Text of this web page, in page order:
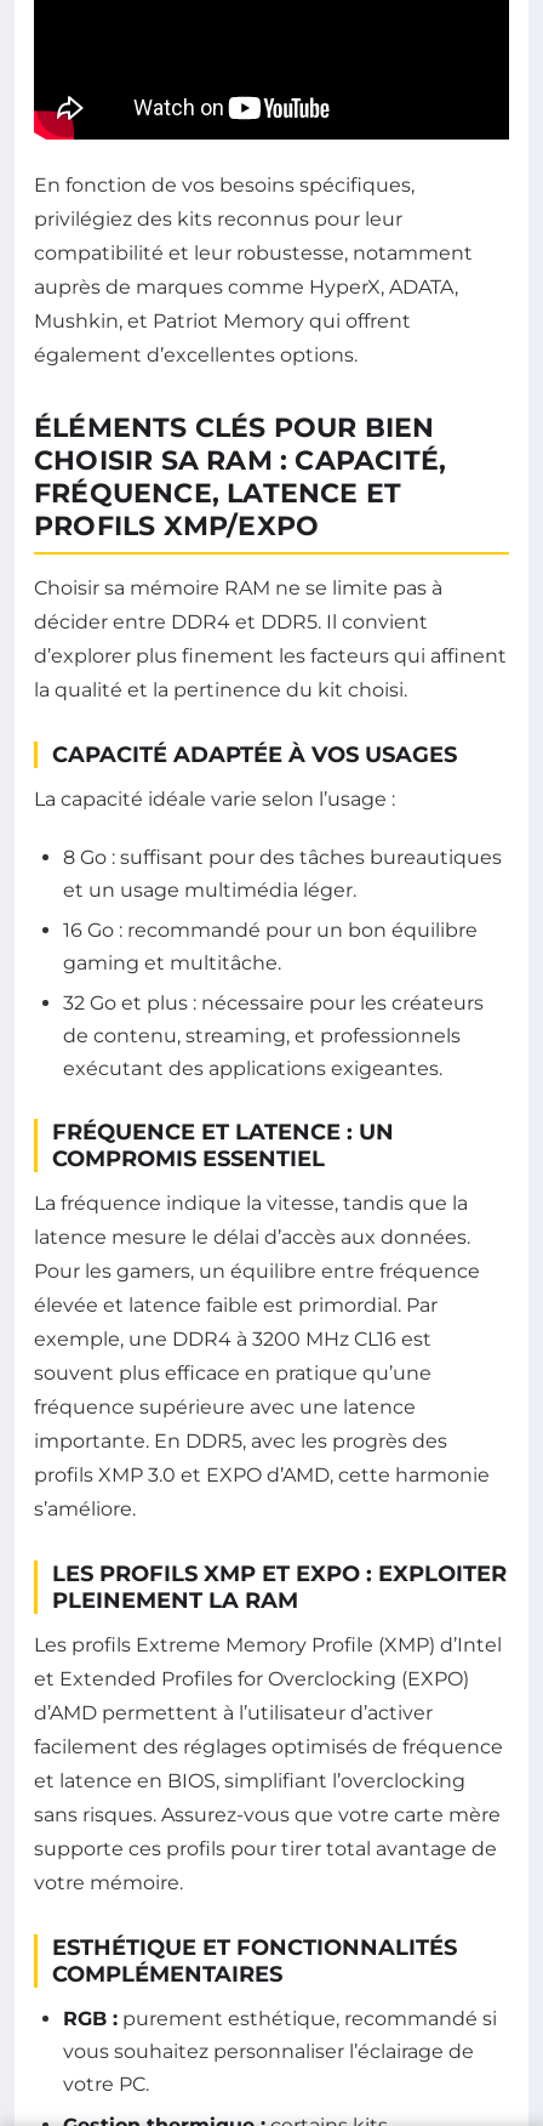
En fonction de vos besoins spécifiques,
privilégiez des kits reconnus pour leur
compatibilité et leur robustesse, notamment
auprès de marques comme HyperX, ADATA,
Mushkin, et Patriot Memory qui offrent
également d’excellentes options.
ÉLÉMENTS CLÉS POUR BIEN
CHOISIR SA RAM : CAPACITÉ,
FRÉQUENCE, LATENCE ET
PROFILS XMP/EXPO
Choisir sa mémoire RAM ne se limite pas à
décider entre DDR4 et DDR5. Il convient
d’explorer plus finement les facteurs qui affinent
la qualité et la pertinence du kit choisi.
CAPACITÉ ADAPTÉE À VOS USAGES
La capacité idéale varie selon l’usage :
8 Go : suffisant pour des tâches bureautiques
et un usage multimédia léger.
16 Go : recommandé pour un bon équilibre
gaming et multitâche.
32 Go et plus : nécessaire pour les créateurs
de contenu, streaming, et professionnels
exécutant des applications exigeantes.
FRÉQUENCE ET LATENCE : UN
COMPROMIS ESSENTIEL
La fréquence indique la vitesse, tandis que la
latence mesure le délai d’accès aux données.
Pour les gamers, un équilibre entre fréquence
élevée et latence faible est primordial. Par
exemple, une DDR4 à 3200 MHz CL16 est
souvent plus efficace en pratique qu’une
fréquence supérieure avec une latence
importante. En DDR5, avec les progrès des
profils XMP 3.0 et EXPO d’AMD, cette harmonie
s’améliore.
LES PROFILS XMP ET EXPO : EXPLOITER
PLEINEMENT LA RAM
Les profils Extreme Memory Profile (XMP) d’Intel
et Extended Profiles for Overclocking (EXPO)
d’AMD permettent à l’utilisateur d’activer
facilement des réglages optimisés de fréquence
et latence en BIOS, simplifiant l’overclocking
sans risques. Assurez-vous que votre carte mère
supporte ces profils pour tirer total avantage de
votre mémoire.
ESTHÉTIQUE ET FONCTIONNALITÉS
COMPLÉMENTAIRES
RGB : purement esthétique, recommandé si
vous souhaitez personnaliser l’éclairage de
votre PC.